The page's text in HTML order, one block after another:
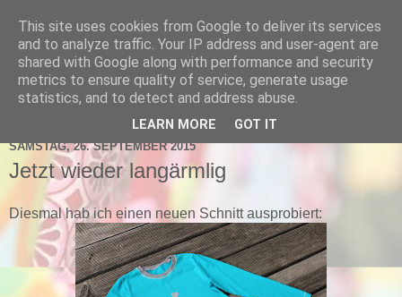
schnick-schnack-fabrik
SAMSTAG, 26. SEPTEMBER 2015
Jetzt wieder langärmlig
Diesmal hab ich einen neuen Schnitt ausprobiert:
This site uses cookies from Google to deliver its services
and to analyze traffic. Your IP address and user-agent are
shared with Google along with performance and security
metrics to ensure quality of service, generate usage
statistics, and to detect and address abuse.
LEARN MORE GOT IT